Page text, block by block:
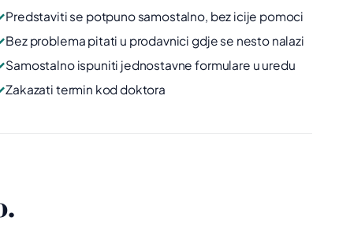
Predstaviti se potpuno samostalno, bez icije pomoci
Bez problema pitati u prodavnici gdje se nesto nalazi
Samostalno ispuniti jednostavne formulare u uredu
Zakazati termin kod doktora